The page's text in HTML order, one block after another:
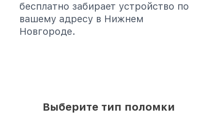
бесплатно забирает устройство по
вашему адресу в Нижнем
Новгороде.
Выберите тип поломки